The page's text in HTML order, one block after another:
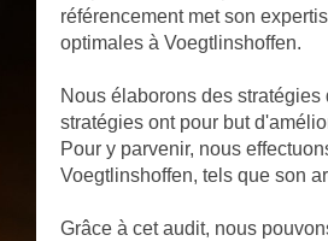
référencement met son
optimales à Voegtlinshoffen.
Nous élaborons des
stratégies ont pour but
Pour y parvenir, nous
Voegtlinshoffen, tels que son
Grâce à cet audit, nous